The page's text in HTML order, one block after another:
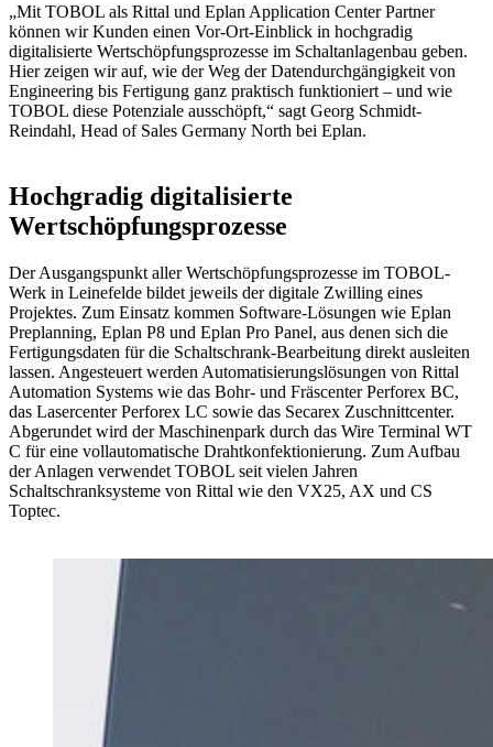
„Mit TOBOL als Rittal und Eplan Application Center Partner
können wir Kunden einen Vor-Ort-Einblick in hochgradig
digitalisierte Wertschöpfungsprozesse im Schaltanlagenbau geben.
Hier zeigen wir auf, wie der Weg der Datendurchgängigkeit von
Engineering bis Fertigung ganz praktisch funktioniert – und wie
TOBOL diese Potenziale ausschöpft,“ sagt Georg Schmidt-
Reindahl, Head of Sales Germany North bei Eplan.
Hochgradig digitalisierte
Wertschöpfungsprozesse
Der Ausgangspunkt aller Wertschöpfungsprozesse im TOBOL-
Werk in Leinefelde bildet jeweils der digitale Zwilling eines
Projektes. Zum Einsatz kommen Software-Lösungen wie Eplan
Preplanning, Eplan P8 und Eplan Pro Panel, aus denen sich die
Fertigungsdaten für die Schaltschrank-Bearbeitung direkt ausleiten
lassen. Angesteuert werden Automatisierungslösungen von Rittal
Automation Systems wie das Bohr- und Fräscenter Perforex BC,
das Lasercenter Perforex LC sowie das Secarex Zuschnittcenter.
Abgerundet wird der Maschinenpark durch das Wire Terminal WT
C für eine vollautomatische Drahtkonfektionierung. Zum Aufbau
der Anlagen verwendet TOBOL seit vielen Jahren
Schaltschranksysteme von Rittal wie den VX25, AX und CS
Toptec.